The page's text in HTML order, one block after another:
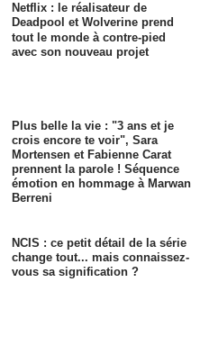
Netflix : le réalisateur de
Deadpool et Wolverine prend
tout le monde à contre-pied
avec son nouveau projet
Plus belle la vie : "3 ans et je
crois encore te voir", Sara
Mortensen et Fabienne Carat
prennent la parole ! Séquence
émotion en hommage à Marwan
Berreni
NCIS : ce petit détail de la série
change tout... mais connaissez-
vous sa signification ?